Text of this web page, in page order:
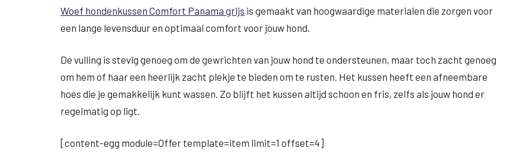
Woef hondenkussen Comfort Panama grijs is gemaakt van hoogwaardige materialen die zorgen voor
een lange levensduur en optimaal comfort voor jouw hond.
De vulling is stevig genoeg om de gewrichten van jouw hond te ondersteunen, maar toch zacht genoeg
om hem of haar een heerlijk zacht plekje te bieden om te rusten. Het kussen heeft een afneembare
hoes die je gemakkelijk kunt wassen. Zo blijft het kussen altijd schoon en fris, zelfs als jouw hond er
regelmatig op ligt.
[content-egg module=Offer template=item limit=1 offset=4]